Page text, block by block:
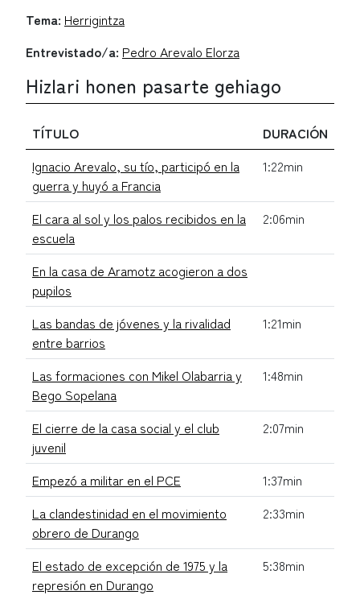
Tema: Herrigintza
Entrevistado/a: Pedro Arevalo Elorza
Hizlari honen pasarte gehiago
TÍTULO
DURACIÓN
Ignacio Arevalo, su tío, participó en la
guerra y huyó a Francia
1:22min
El cara al sol y los palos recibidos en la
escuela
2:06min
En la casa de Aramotz acogieron a dos
pupilos
Las bandas de jóvenes y la rivalidad
entre barrios
1:21min
Las formaciones con Mikel Olabarria y
Bego Sopelana
1:48min
El cierre de la casa social y el club
juvenil
2:07min
Empezó a militar en el PCE
1:37min
La clandestinidad en el movimiento
obrero de Durango
2:33min
El estado de excepción de 1975 y la
represión en Durango
5:38min